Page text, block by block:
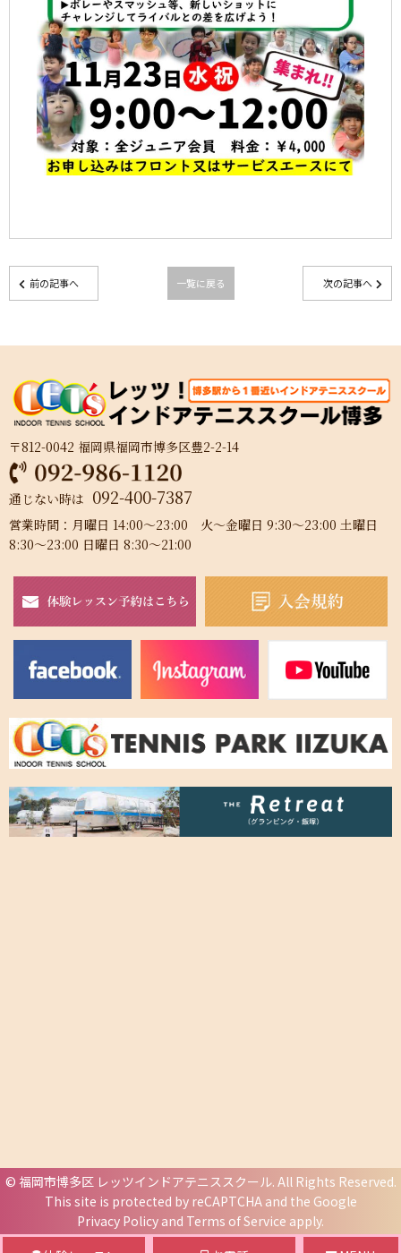
前の記事へ 一覧に戻る 次の記事へ
〒812-0042 福岡県福岡市博多区豊2-2-14
通じない時は 092-400-7387
営業時間：月曜日 14:00～23:00 火～金曜日 9:30～23:00 土曜日
8:30～23:00 日曜日 8:30～21:00
© 福岡市博多区 レッツインドアテニススクール. All Rights Reserved.
This site is protected by reCAPTCHA and the Google
Privacy Policy and Terms of Service apply.